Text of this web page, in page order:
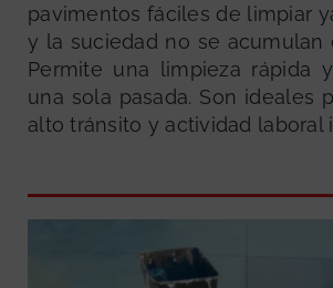
pavimentos fáciles de limpiar
y la suciedad no se acumulan
Permite una limpieza rápida
una sola pasada. Son ideales
alto tránsito y actividad laboral